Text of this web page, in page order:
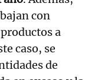
con
a
caso, se
de